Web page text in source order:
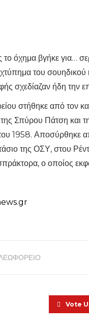
όχημα βγήκε για…
του σουηδικού
σχεδίαζαν ήδη την
στήθηκε από τον
Σπύρου Πάτση και
1958. Αποσύρθηκε
της ΟΣΥ, στου
ο οποίος
Vote